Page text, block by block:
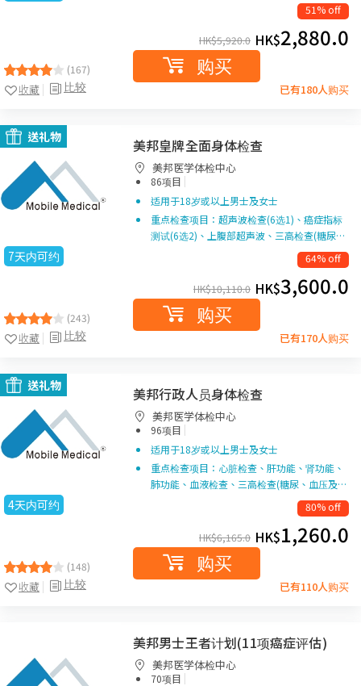
(167)
比较
收藏
51% off
HK$5,920.0 HK$2,880.0
购买
已有180人购买
送礼物
7天内可约
(243)
比较
收藏
美邦皇牌全面身体检查
美邦医学体检中心
86项目 |
适用于18岁或以上男士及女士
重点检查项目：超声波检查(6选1)、癌症指标
测试(6选2)、上腹部超声波、三高检查(糖尿…
64% off
HK$10,110.0 HK$3,600.0
购买
已有170人购买
送礼物
4天内可约
(148)
比较
收藏
美邦行政人员身体检查
美邦医学体检中心
96项目 |
适用于18岁或以上男士及女士
重点检查项目：心脏检查、肝功能、肾功能、
肺功能、血液检查、三高检查(糖尿、血压及…
80% off
HK$6,165.0 HK$1,260.0
购买
已有110人购买
美邦男士王者计划(11项癌症评估)
美邦医学体检中心
70项目 |